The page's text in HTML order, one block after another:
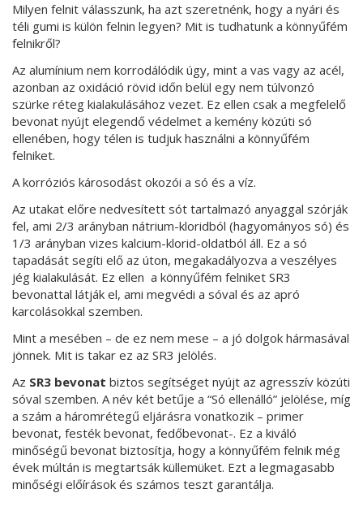
Milyen felnit válasszunk, ha azt szeretnénk, hogy a nyári és
téli gumi is külön felnin legyen? Mit is tudhatunk a könnyűfém
felnikről?
Az alumínium nem korrodálódik úgy, mint a vas vagy az acél,
azonban az oxidáció rövid időn belül egy nem túlvonzó
szürke réteg kialakulásához vezet. Ez ellen csak a megfelelő
bevonat nyújt elegendő védelmet a kemény közúti só
ellenében, hogy télen is tudjuk használni a könnyűfém
felniket.
A korróziós károsodást okozói a só és a víz.
Az utakat előre nedvesített sót tartalmazó anyaggal szórják
fel, ami 2/3 arányban nátrium-kloridból (hagyományos só) és
1/3 arányban vizes kalcium-klorid-oldatból áll. Ez a só
tapadását segíti elő az úton, megakadályozva a veszélyes
jég kialakulását. Ez ellen a könnyűfém felniket SR3
bevonattal látják el, ami megvédi a sóval és az apró
karcolásokkal szemben.
Mint a mesében – de ez nem mese – a jó dolgok hármasával
jönnek. Mit is takar ez az SR3 jelölés.
Az SR3 bevonat biztos segítséget nyújt az agresszív közúti
sóval szemben. A név két betűje a “Só ellenálló” jelölése, míg
a szám a háromrétegű eljárásra vonatkozik – primer
bevonat, festék bevonat, fedőbevonat-. Ez a kiváló
minőségű bevonat biztosítja, hogy a könnyűfém felnik még
évek múltán is megtartsák küllemüket. Ezt a legmagasabb
minőségi előírások és számos teszt garantálja.